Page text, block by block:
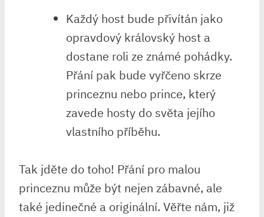
Každý ⁣host ‍bude přivítán jako
opravdový královský ‍host⁢ a
dostane roli ze známé pohádky.
Přání pak‌ bude vyřčeno skrze
princeznu nebo ⁢prince, který
zavede ‌hosty do světa⁣ jejího
vlastního příběhu.
Tak ⁣jděte do toho! Přání pro malou
princeznu může být nejen zábavné, ale
také jedinečné a ‍originální. Věřte ‌nám, již